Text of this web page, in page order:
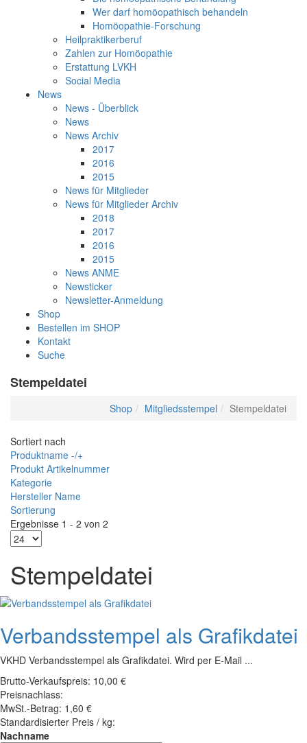
Wer darf homöopathisch behandeln
Homöopathie-Forschung
Heilpraktikerberuf
Zahlen zur Homöopathie
Erstattung LVKH
Social Media
News
News - Überblick
News
News Archiv
2017
2016
2015
News für Mitglieder
News für Mitglieder Archiv
2018
2017
2016
2015
News ANME
Newsticker
Newsletter-Anmeldung
Shop
Bestellen im SHOP
Kontakt
Suche
Stempeldatei
Shop Mitgliedsstempel Stempeldatei
Sortiert nach
Produktname -/+
Produkt Artikelnummer
Kategorie
Hersteller Name
Sortierung
Ergebnisse 1 - 2 von 2
Stempeldatei
Verbandsstempel als Grafikdatei
VKHD Verbandsstempel als Grafikdatei. Wird per E-Mail ...
Brutto-Verkaufspreis: 10,00 €
Preisnachlass:
MwSt.-Betrag: 1,60 €
Standardisierter Preis / kg:
Nachname